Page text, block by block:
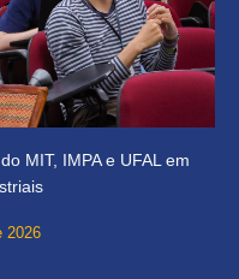
MIT, IMPA e UFAL em
2026